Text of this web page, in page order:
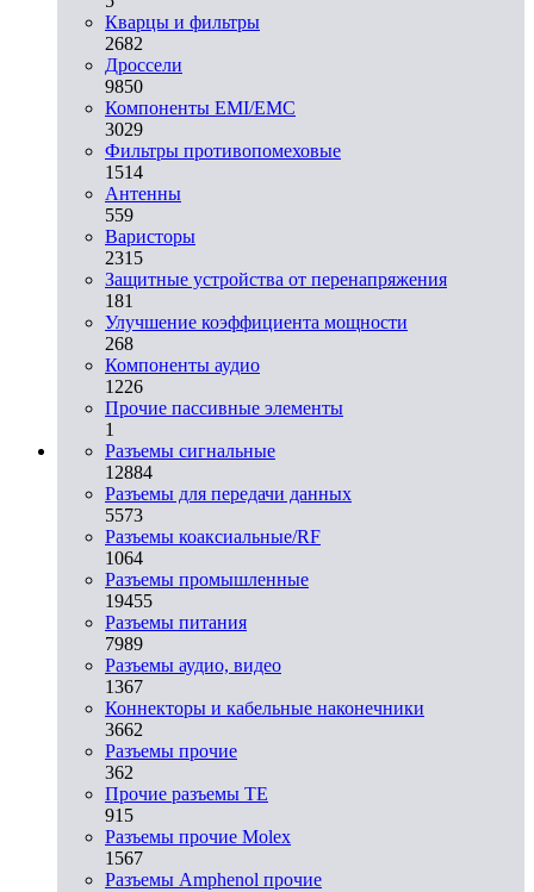
Кварцы и фильтры
2682
Дроссели
9850
Компоненты EMI/EMC
3029
Фильтры противопомеховые
1514
Антенны
559
Варисторы
2315
Защитные устройства от перенапряжения
181
Улучшение коэффициента мощности
268
Компоненты аудио
1226
Прочие пассивные элементы
1
Разъeмы сигнальные
12884
Разъeмы для передачи данных
5573
Разъeмы коаксиальные/RF
1064
Разъeмы промышленные
19455
Разъeмы питания
7989
Разъeмы аудио, видео
1367
Коннекторы и кабельные наконечники
3662
Разъeмы прочие
362
Прочие разъемы TE
915
Разъемы прочие Molex
1567
Разъемы Amphenol прочие